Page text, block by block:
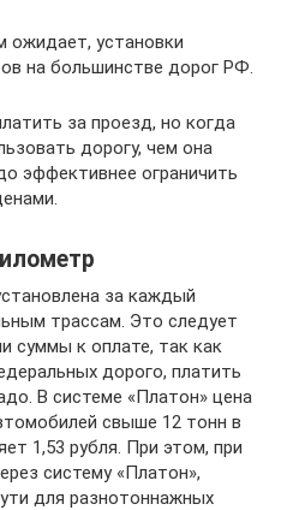
ожидает, установки
на большинстве дорог РФ.
за проезд, но когда
дорогу, чем она
эффективнее ограничить
за каждый
трассам. Это следует
суммы к оплате, так как
дорого, платить
В системе «Платон» цена
свыше 12 тонн в
1,53 рубля. При этом, при
систему «Платон»,
для разнотоннажных